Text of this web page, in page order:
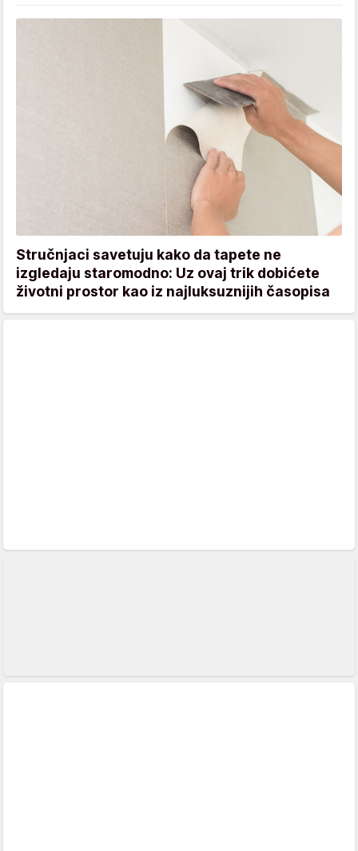
Stručnjaci savetuju kako da tapete ne
izgledaju staromodno: Uz ovaj trik dobićete
životni prostor kao iz najluksuznijih časopisa